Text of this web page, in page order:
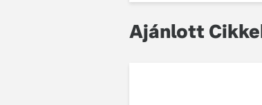
Ajánlott